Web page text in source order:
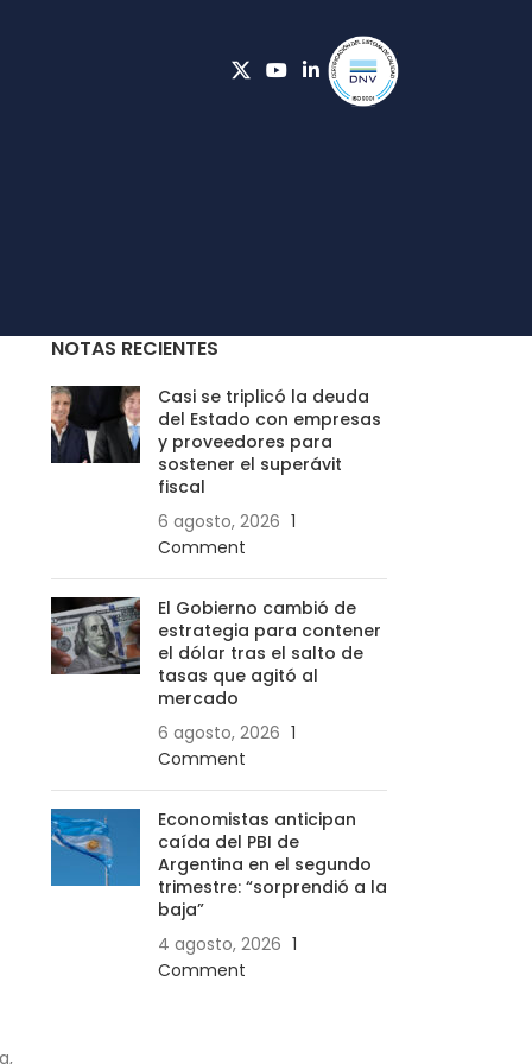
NOTAS RECIENTES
Casi se triplicó la deuda
del Estado con empresas
y proveedores para
sostener el superávit
fiscal
6 agosto, 2026 1
Comment
El Gobierno cambió de
estrategia para contener
el dólar tras el salto de
tasas que agitó al
mercado
6 agosto, 2026 1
Comment
Economistas anticipan
caída del PBI de
Argentina en el segundo
trimestre: “sorprendió a la
baja”
4 agosto, 2026 1
Comment